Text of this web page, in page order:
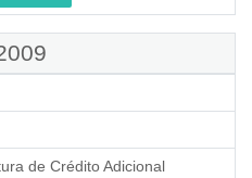
de Crédito Adicional